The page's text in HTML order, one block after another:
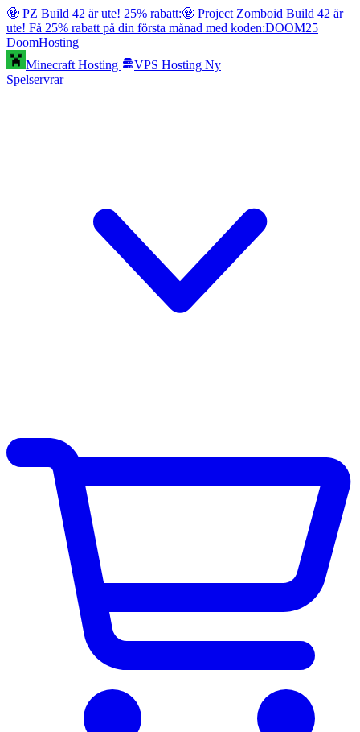
🧟 PZ Build 42 är ute! 25% rabatt:🧟 Project Zomboid Build 42 är
ute! Få 25% rabatt på din första månad med koden:DOOM25
DoomHosting
Minecraft Hosting
VPS Hosting Ny
Spelservrar